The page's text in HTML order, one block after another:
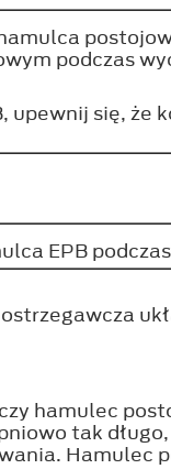
podczas
się,
EPB
hamulec
tak